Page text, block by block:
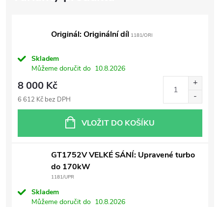
Originál: Originální díl 1181/ORI
Skladem
Můžeme doručit do 10.8.2026
8 000 Kč
6 612 Kč bez DPH
VLOŽIT DO KOŠÍKU
GT1752V VELKÉ SÁNÍ: Upravené turbo
do 170kW
1181/UPR
Skladem
Můžeme doručit do 10.8.2026